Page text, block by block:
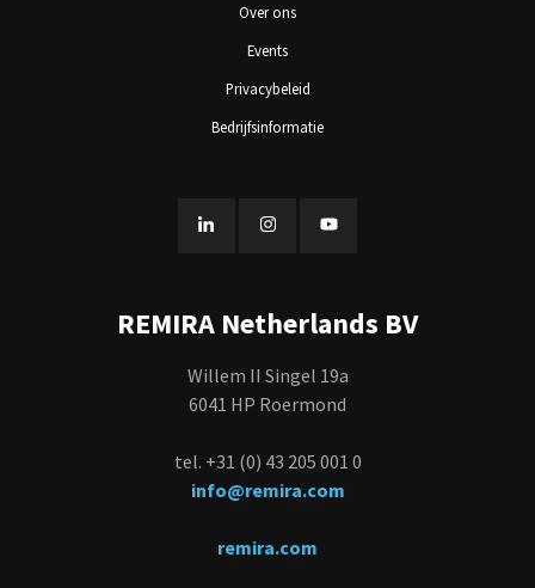
Over ons
Events
Privacybeleid
Bedrijfsinformatie
REMIRA Netherlands BV
Willem II Singel 19a
6041 HP Roermond
tel. +31 (0) 43 205 001 0
info@remira.com
remira.com